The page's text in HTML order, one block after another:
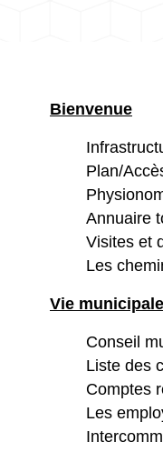
Bienvenue
Plan/
Annuaire
Visites et
Les
Vie municipale
Conseil
Liste des
Comptes
Les